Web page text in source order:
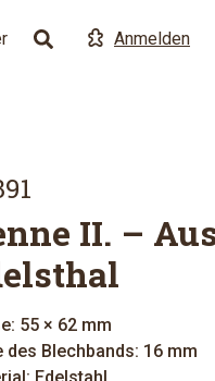
Anmelden
II. –
55 × 62 mm
des Blechbands: 16 mm